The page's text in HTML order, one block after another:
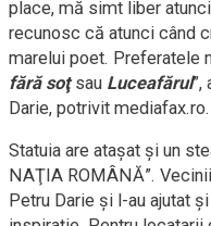
place, mă simt liber
recunosc că atunci când
marelui poet. Preferatele
fără soţsau Luceafărul”,
Darie, potrivit mediafax.ro.
Statuia are ataşat şi un
NAŢIA ROMÂNĂ”.
Petru Darie şi l-au ajutat